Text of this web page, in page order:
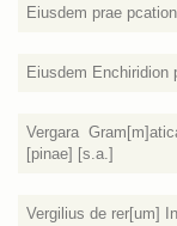
Eiusdem prae
Eiusdem Enchiridion
Vergara
[pinae] [s.a.]
Vergilius de rer[um]